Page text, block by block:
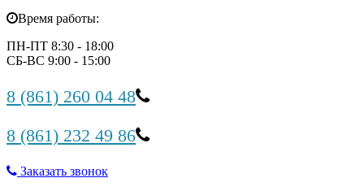
Время работы:
ПН-ПТ 8:30 - 18:00
СБ-ВС 9:00 - 15:00
8 (861) 260 04 48
8 (861) 232 49 86
Заказать звонок